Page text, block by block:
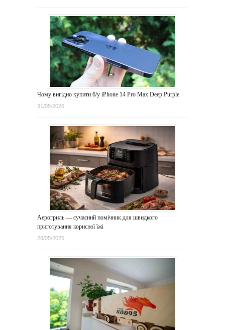
Чому вигідно купити б/у iPhone 14 Pro Max Deep Purple
31/05/2026
Аерогриль — сучасний помічник для швидкого
приготування корисної їжі
28/05/2026